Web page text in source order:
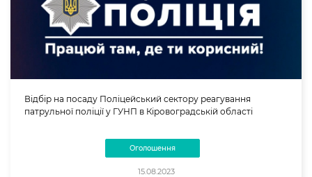
Відбір на посаду Поліцейський сектору реагування
патрульної поліції у ГУНП в Кіровоградській області
Оголошення
15.08.2023